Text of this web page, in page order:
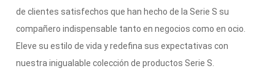
de clientes satisfechos que han hecho de la Serie S su
compañero indispensable tanto en negocios como en ocio.
Eleve su estilo de vida y redefina sus expectativas con
nuestra inigualable colección de productos Serie S.